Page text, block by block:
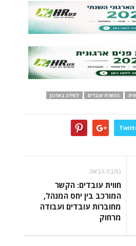
הכשרת עובדים
למידה בארגון
כתבה הבאה
חווית עובדים: הקשר
המורכב בין יחס המנהל,
מחוברות עובדים ועבודה
מרחוק